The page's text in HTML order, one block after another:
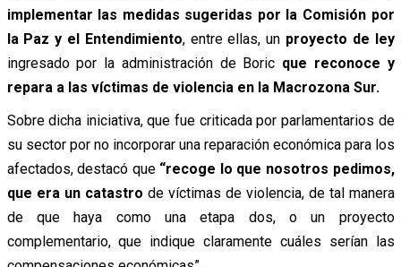
implementar las medidas sugeridas por la Comisión por
la Paz y el Entendimiento, entre ellas, un proyecto de ley
ingresado por la administración de Boric que reconoce y
repara a las víctimas de violencia en la Macrozona Sur.
Sobre dicha iniciativa, que fue criticada por parlamentarios de
su sector por no incorporar una reparación económica para los
afectados, destacó que “recoge lo que nosotros pedimos,
que era un catastro de víctimas de violencia, de tal manera
de que haya como una etapa dos, o un proyecto
complementario, que indique claramente cuáles serían las